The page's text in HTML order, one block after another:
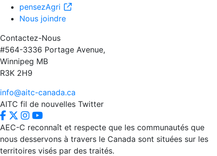
pensezAgri
Nous joindre
Contactez-Nous
#564-3336 Portage Avenue,
Winnipeg MB
R3K 2H9
info@aitc-canada.ca
AITC fil de nouvelles Twitter
AEC-C reconnaît et respecte que les communautés que
nous desservons à travers le Canada sont situées sur les
territoires visés par des traités.